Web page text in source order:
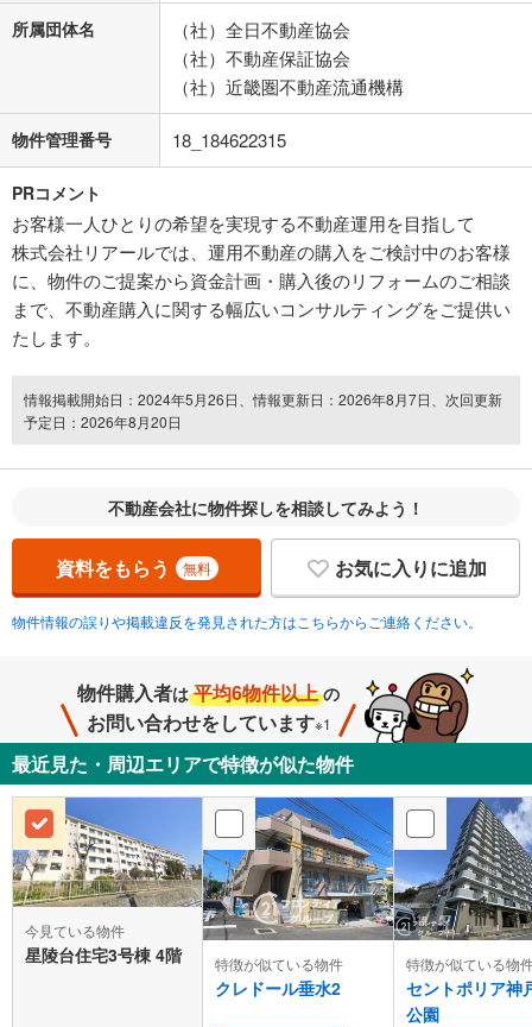
所属団体名
（社）全日不動産協会
（社）不動産保証協会
（社）近畿圏不動産流通機構
物件管理番号 18_184622315
PRコメント
お客様一人ひとりの希望を実現する不動産運用を目指して
株式会社リアールでは、運用不動産の購入をご検討中のお客様
に、物件のご提案から資金計画・購入後のリフォームのご相談
まで、不動産購入に関する幅広いコンサルティングをご提供い
たします。
情報掲載開始日：2024年5月26日、情報更新日：2026年8月7日、次回更新
予定日：2026年8月20日
不動産会社に物件探しを相談してみよう！
資料をもらう 無料 お気に入りに追加
物件情報の誤りや掲載違反を発見された方はこちらからご連絡ください。
物件購入者は 平均6物件以上 の
お問い合わせをしています※1
最近見た・周辺エリアで特徴が似た物件
今見ている物件
星陵台住宅3号棟 4階 特徴が似ている物件
クレドール垂水2
特徴が似ている物
セントポリア神
公園